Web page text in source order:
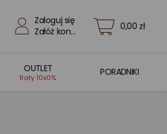
Zaloguj się
Załóż konto
0,00 zł
OUTLET
Raty 10x0%
PORADNIKI